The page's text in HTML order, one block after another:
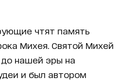
чтят память
Михея. Святой Михей
до нашей эры на
и был автором